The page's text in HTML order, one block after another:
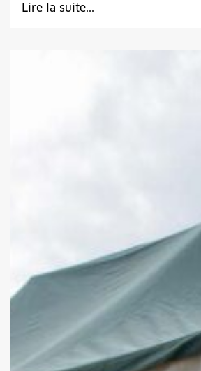
Lire la suite...